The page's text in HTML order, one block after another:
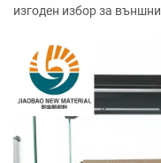
изгоден избор за